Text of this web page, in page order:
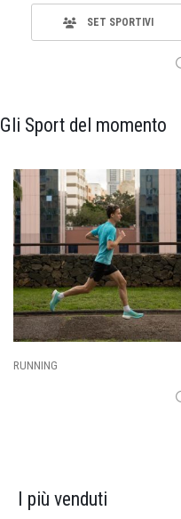
SET SPORTIVI
Gli Sport del momento
RUNNING
I più venduti